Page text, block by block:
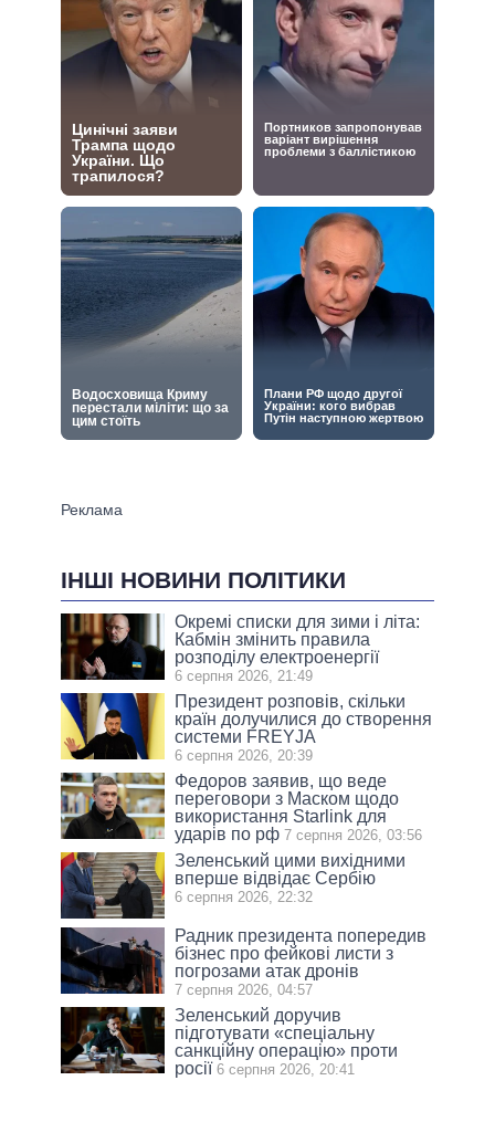
ІНШІ НОВИНИ ПОЛІТИКИ
Окремі списки для зими і літа:
Кабмін змінить правила
розподілу електроенергії
6 серпня 2026, 21:49
Президент розповів, скільки
країн долучилися до створення
системи FREYJA
6 серпня 2026, 20:39
Федоров заявив, що веде
переговори з Маском щодо
використання Starlink для
ударів по рф 7 серпня 2026, 03:56
Зеленський цими вихідними
вперше відвідає Сербію
6 серпня 2026, 22:32
Радник президента попередив
бізнес про фейкові листи з
погрозами атак дронів
7 серпня 2026, 04:57
Зеленський доручив
підготувати «спеціальну
санкційну операцію» проти
росії 6 серпня 2026, 20:41